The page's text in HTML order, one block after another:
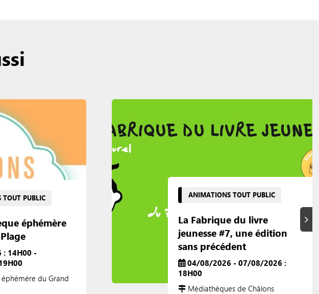
PUBLIC
éphémère
14H00 -
du Grand
ANIMATIONS TOUT PUBLIC
La Fabrique du livre
jeunesse #7, une édition
sans précédent
04/08/2026 - 07/08/2026 :
18H00
Médiathèques de Châlons